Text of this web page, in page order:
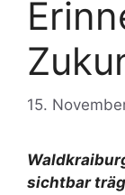
15.
sichtbar